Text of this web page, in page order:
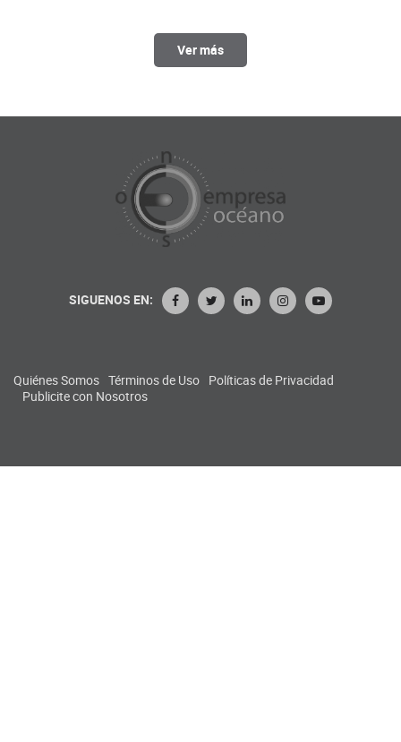
Ver más
SIGUENOS EN:
Quiénes Somos Términos de Uso Políticas de Privacidad
Publicite con Nosotros